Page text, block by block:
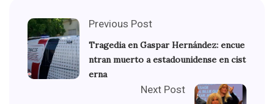
Previous Post
Tragedia en Gaspar Hernández: encue
ntran muerto a estadounidense en cist
erna
Next Post